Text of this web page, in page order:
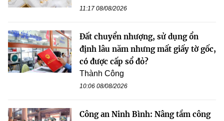
11:17 08/08/2026
Đất chuyển nhượng, sử dụng ổn
định lâu năm nhưng mất giấy tờ gốc,
có được cấp sổ đỏ?
Thành Công
10:06 08/08/2026
Công an Ninh Bình: Nâng tầm công